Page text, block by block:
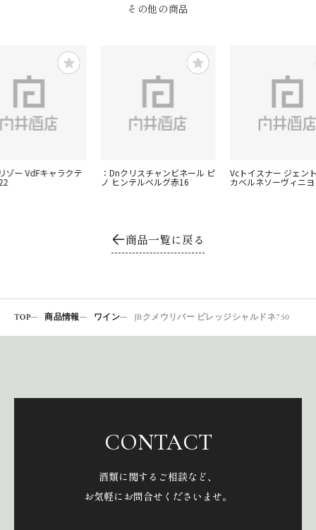
その他の商品
ゾー VdFキャラクテ ：Dnクリスチャンビネール ピ
ノ ヒンテルベルグ赤16
Vcトイスナー ジェン
カベルネソーヴィニ
商品一覧に戻る
TOP 商品情報 ワイン JBクメウリバー ビレッジシャルドネ750
CONTACT
酒類に関するご相談など、
お気軽にお問合せくださいませ。